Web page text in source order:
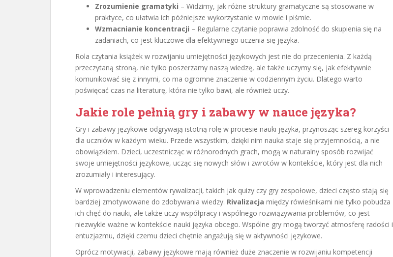
Zrozumienie gramatyki – Widzimy, jak różne struktury gramatyczne są stosowane w
praktyce, co ułatwia ich późniejsze wykorzystanie w mowie i piśmie.
Wzmacnianie koncentracji – Regularne czytanie poprawia zdolność do skupienia się na
zadaniach, co jest kluczowe dla efektywnego uczenia się języka.
Rola czytania książek w rozwijaniu umiejętności językowych jest nie do przecenienia. Z każdą
przeczytaną stroną, nie tylko poszerzamy naszą wiedzę, ale także uczymy się, jak efektywnie
komunikować się z innymi, co ma ogromne znaczenie w codziennym życiu. Dlatego warto
poświęcać czas na literaturę, która nie tylko bawi, ale również uczy.
Jakie role pełnią gry i zabawy w nauce języka?
Gry i zabawy językowe odgrywają istotną rolę w procesie nauki języka, przynosząc szereg korzyści
dla uczniów w każdym wieku. Przede wszystkim, dzięki nim nauka staje się przyjemnością, a nie
obowiązkiem. Dzieci, uczestnicząc w różnorodnych grach, mogą w naturalny sposób rozwijać
swoje umiejętności językowe, ucząc się nowych słów i zwrotów w kontekście, który jest dla nich
zrozumiały i interesujący.
W wprowadzeniu elementów rywalizacji, takich jak quizy czy gry zespołowe, dzieci często stają się
bardziej zmotywowane do zdobywania wiedzy. Rivalizacja między rówieśnikami nie tylko pobudza
ich chęć do nauki, ale także uczy współpracy i wspólnego rozwiązywania problemów, co jest
niezwykle ważne w kontekście nauki języka obcego. Wspólne gry mogą tworzyć atmosferę radości i
entuzjazmu, dzięki czemu dzieci chętnie angażują się w aktywności językowe.
Oprócz motywacji, zabawy językowe mają również duże znaczenie w rozwijaniu kompetencji